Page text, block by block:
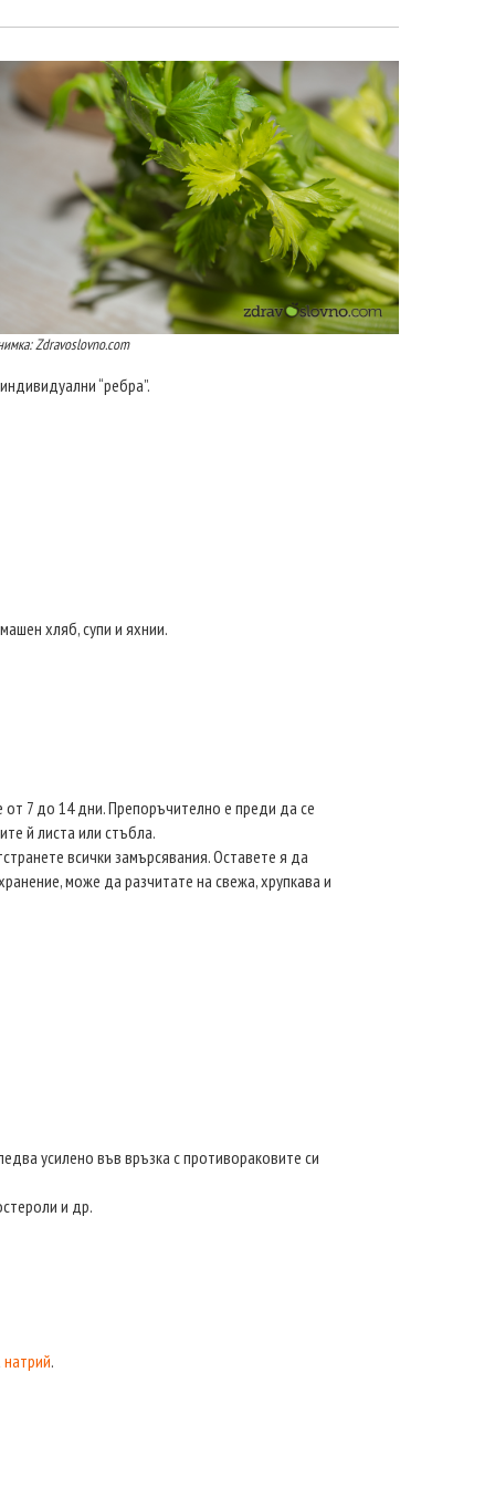
Zdravoslovno.com
“ребра”.
хляб, супи и яхнии.
7 до 14 дни. Препоръчително е преди да се
й листа или стъбла.
всички замърсявания. Оставете я да
може да разчитате на свежа, хрупкава и
усилено във връзка с противораковите си
и др.
натрий.